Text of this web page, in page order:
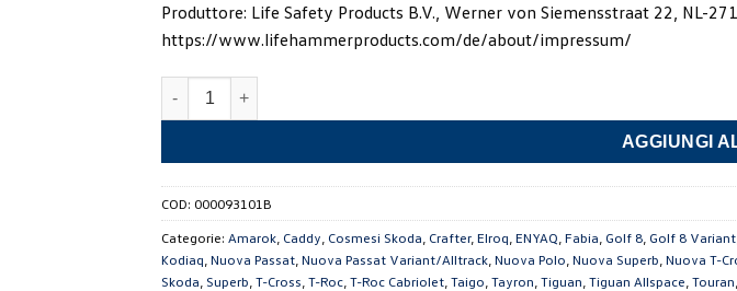
Produttore: Life Safety Products B.V., Werner von Siemensstraat 22, NL-
https://www.lifehammerproducts.com/de/about/impressum/
Martello di emergenza Evolution, sistema Quick Click quantità
AGGIUNGI
COD: 000093101B
Categorie: Amarok Caddy Cosmesi Skoda Crafter, Elroq ENYAQ Fabia Golf 8 Golf 8 Variant
Kodiaq Nuova Passat Nuova Passat Variant/Alltrack Nuova Polo Nuova Superb Nuova T-
Skoda Superb T-Cross T-Roc T-Roc Cabriolet Taigo Tayron Tiguan Tiguan Allspace Touran